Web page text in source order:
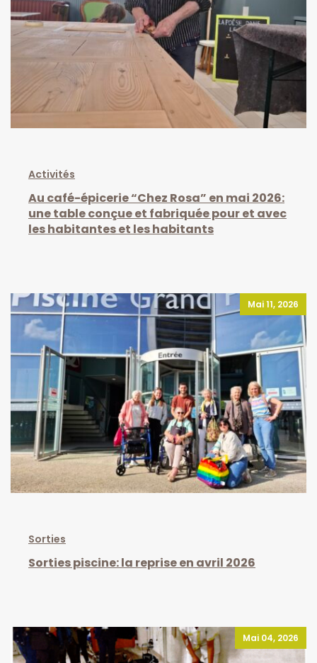
Activités
Au café-épicerie “Chez Rosa” en mai 2026:
une table conçue et fabriquée pour et avec
les habitantes et les habitants
Mai 11, 2026
Sorties
Sorties piscine: la reprise en avril 2026
Mai 04, 2026